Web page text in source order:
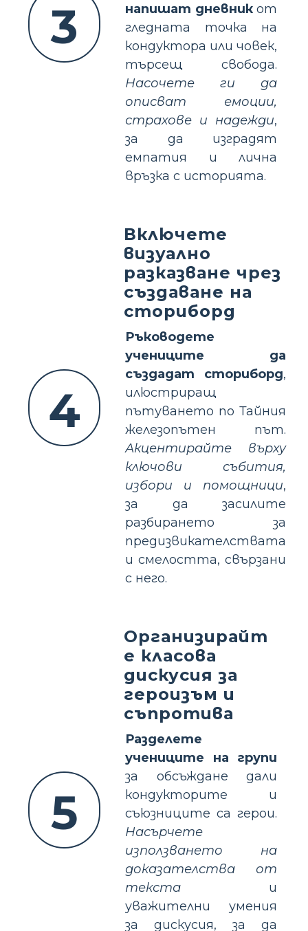
3 напишат дневникот
гледната точка на
кондуктора или човек,
търсещ свобода.
Насочете ги да
описват емоции,
страхове и надежди,
за да изградят
емпатия и лична
връзка с историята.
4
Включете
визуално
разказване чрез
създаване на
сториборд
Ръководете
учениците да
създадат сториборд,
илюстриращ
пътуването по Тайния
железопътен път.
Акцентирайте върху
ключови събития,
избори и помощници,
за да засилите
разбирането за
предизвикателствата
и смелостта, свързани
с него.
5
Организирайт
е класова
дискусия за
героизъм и
съпротива
Разделете
учениците на групи
за обсъждане дали
кондукторите и
съюзниците са герои.
Насърчете
използването на
доказателства от
текста и
уважителни умения
за дискусия, за да